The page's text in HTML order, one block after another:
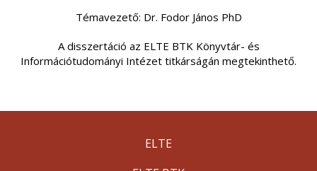
Témavezető: Dr. Fodor János PhD
A disszertáció az ELTE BTK Könyvtár- és
Információtudományi Intézet titkárságán megtekinthető.
ELTE